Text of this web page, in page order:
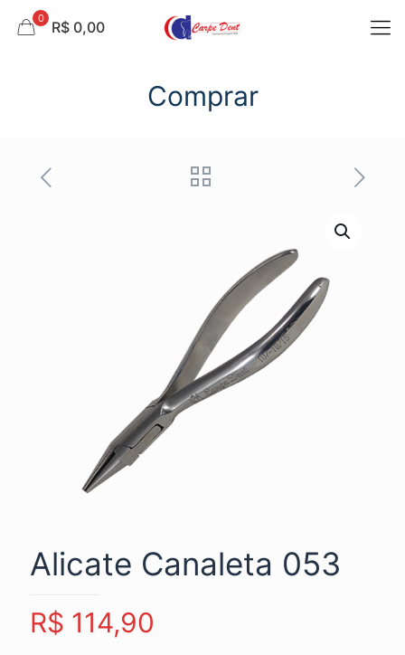
0 R$ 0,00
Comprar
Alicate Canaleta 053
R$ 114,90